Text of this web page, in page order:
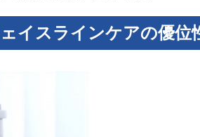
イスラインケアの優位